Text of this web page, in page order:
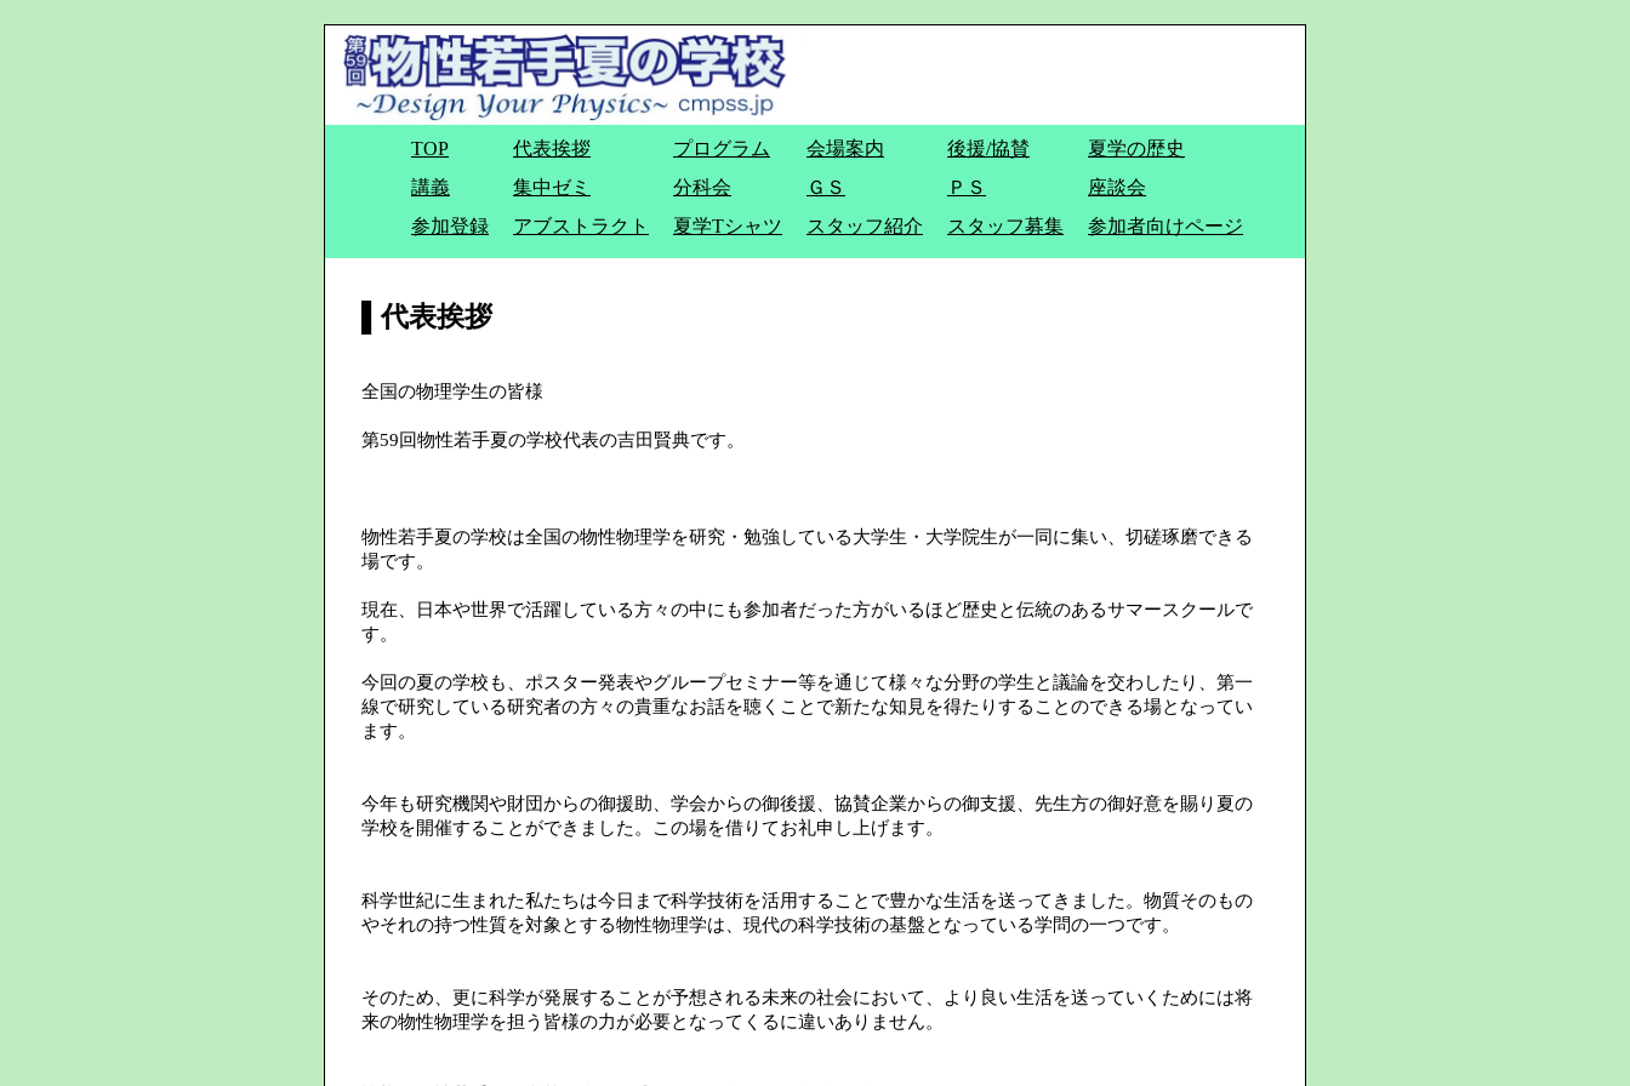
TOP 代表挨拶 プログラム 会場案内 後援/協賛
夏学の歴史
講義
集中ゼミ 分科会 ＧＳ ＰＳ
座談会
参加登録
アブストラクト 夏学Tシャツ スタッフ紹介 スタッフ募集 参加者向けページ
▌代表挨拶
全国の物理学生の皆様
第59回物性若手夏の学校代表の吉田賢典です。
物性若手夏の学校は全国の物性物理学を研究・勉強している大学生・大学院生が一同に集い、切磋琢磨できる
場です。
現在、日本や世界で活躍している方々の中にも参加者だった方がいるほど歴史と伝統のあるサマースクールで
す。
今回の夏の学校も、ポスター発表やグループセミナー等を通じて様々な分野の学生と議論を交わしたり、第一
線で研究している研究者の方々の貴重なお話を聴くことで新たな知見を得たりすることのできる場となってい
ます。
今年も研究機関や財団からの御援助、学会からの御後援、協賛企業からの御支援、先生方の御好意を賜り夏の
学校を開催することができました。この場を借りてお礼申し上げます。
科学世紀に生まれた私たちは今日まで科学技術を活用することで豊かな生活を送ってきました。物質そのもの
やそれの持つ性質を対象とする物性物理学は、現代の科学技術の基盤となっている学問の一つです。
そのため、更に科学が発展することが予想される未来の社会において、より良い生活を送っていくためには将
来の物性物理学を担う皆様の力が必要となってくるに違いありません。